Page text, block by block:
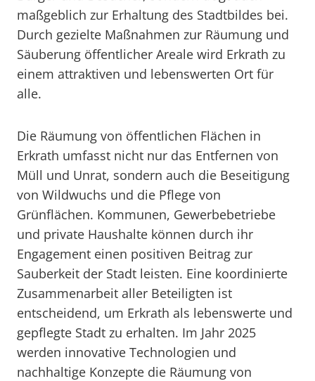
maßgeblich zur Erhaltung des Stadtbildes bei.
Durch gezielte Maßnahmen zur Räumung und
Säuberung öffentlicher Areale wird Erkrath zu
einem attraktiven und lebenswerten Ort für
alle.
Die Räumung von öffentlichen Flächen in
Erkrath umfasst nicht nur das Entfernen von
Müll und Unrat, sondern auch die Beseitigung
von Wildwuchs und die Pflege von
Grünflächen. Kommunen, Gewerbebetriebe
und private Haushalte können durch ihr
Engagement einen positiven Beitrag zur
Sauberkeit der Stadt leisten. Eine koordinierte
Zusammenarbeit aller Beteiligten ist
entscheidend, um Erkrath als lebenswerte und
gepflegte Stadt zu erhalten. Im Jahr 2025
werden innovative Technologien und
nachhaltige Konzepte die Räumung von